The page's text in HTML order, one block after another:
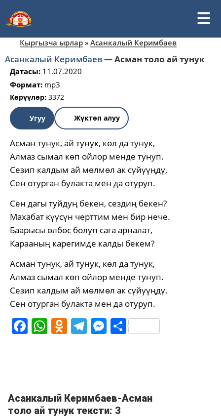
Кыргызча ырлар » Асанкалый Керимбаев
Асанкалый Керимбаев—Асман толо ай тунук
Датасы: 11.07.2020
Формат: mp3
Көрүүлөр: 3372
Угуу Жүктөп алуу
Асман тунук, ай тунук, көл да тунук,
Алмаз сымал көп ойлор менде тунуп.
Сезип калдым ай мөлмөл ак сүйүүңдү,
Сен отурган булакта мен да отуруп.
Сен дагы туйдуң бекен, сездиң бекен?
Махабат күүсүн черттим мен бир нече.
Баарысы өлбөс болуп сага арналат,
Карааның карегимде калды бекем?
Асман тунук, ай тунук, көл да тунук,
Алмаз сымал көп ойлор менде тунуп.
Сезип калдым ай мөлмөл ак сүйүүңдү,
Сен отурган булакта мен да отуруп.
Facebook
WhatsApp
Odnoklassniki
Telegram
Messenger
Share
Асанкалый Керимбаев-Асман
толо ай тунук тексти: 3